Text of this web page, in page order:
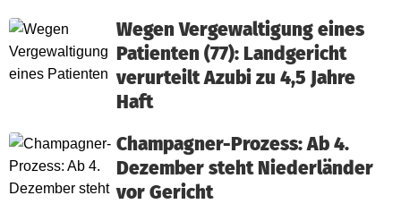
Wegen Vergewaltigung eines
Patienten (77): Landgericht
verurteilt Azubi zu 4,5 Jahre
Haft
Champagner-Prozess: Ab 4.
Dezember steht Niederländer
vor Gericht